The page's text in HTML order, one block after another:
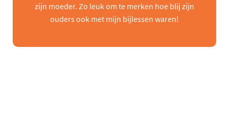
zijn moeder. Zo leuk om te merken hoe blij zijn
ouders ook met mijn bijlessen waren!